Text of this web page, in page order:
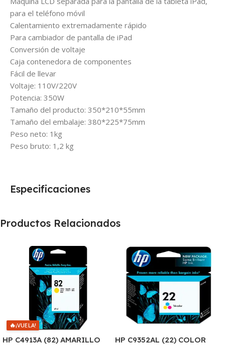
para el teléfono móvil
Calentamiento extremadamente rápido
Para cambiador de pantalla de iPad
Conversión de voltaje
Caja contenedora de componentes
Fácil de llevar
Voltaje: 110V/220V
Potencia: 350W
Tamaño del producto: 350*210*55mm
Tamaño del embalaje: 380*225*75mm
Peso neto: 1kg
Peso bruto: 1,2 kg
Especificaciones
Productos Relacionados
🔥¡VUELA!
HP C4913A (82) AMARILLO
HP C9352AL (22) COLOR